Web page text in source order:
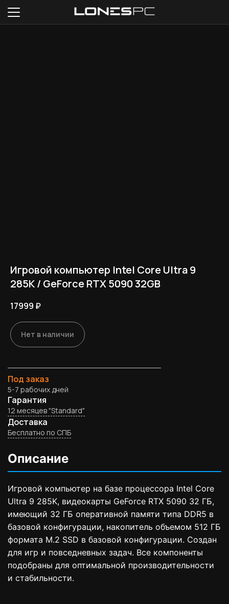
Игровой компьютер Intel Core Ultra 9
285K / GeForce RTX 5090 32GB
17999 ₽
Нет в наличии
Под заказ
5-7 рабочих дней
Гарантия
12 месяцев "Standard"
Доставка
Бесплатно по СПБ
Описание
Игровой компьютер на базе процессора Intel Core
Ultra 9 285K, видеокарты GeForce RTX 5090 32 ГБ,
имеющий 32 ГБ оперативной памяти типа DDR5 в
базовой конфигурации, накопитель объемом 512 ГБ
формата M.2 SSD в базовой конфигурации. Создан
для игр и повседневных задач. Все компоненты
подобраны для оптимальной производительности
и стабильности.